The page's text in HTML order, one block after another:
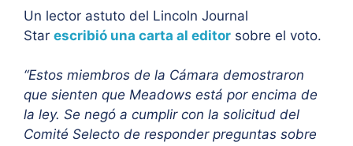
Un lector astuto del Lincoln Journal
Star escribió una carta al editor sobre el voto.
“Estos miembros de la Cámara demostraron
que sienten que Meadows está por encima de
la ley. Se negó a cumplir con la solicitud del
Comité Selecto de responder preguntas sobre